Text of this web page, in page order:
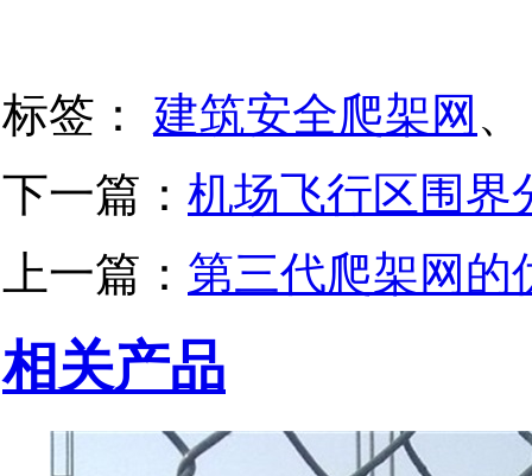
标签： 建筑安全爬架网 、
下一篇： 机场飞行区围界
上一篇： 第三代爬架网的
相关产品